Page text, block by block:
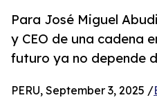
Para José Miguel
y CEO de una cadena
futuro ya no depende
PERU, September 3, 2025 /